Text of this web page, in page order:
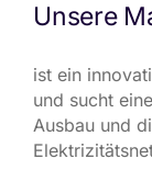
Unsere
ist ein
und sucht
Ausbau und